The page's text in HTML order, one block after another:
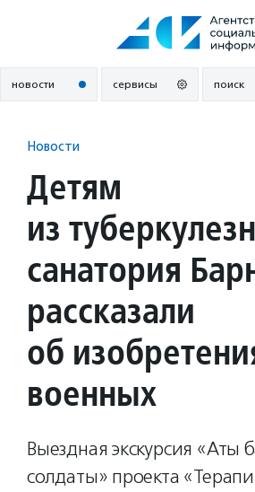
новости сервисы поиск
Новости
Детям
из
санатория
рассказали
об
военных
Выездная экскурсия «Аты
солдаты» проекта